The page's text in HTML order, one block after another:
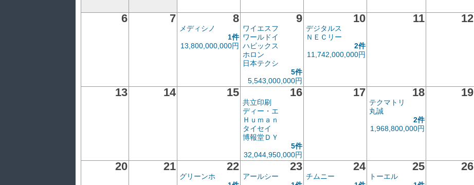
6
7 8
メディシノ
1件
13,800,000,000円
9
ワイエスフ
ワールドイ
ハビックス
ホロン
日本テクシ
5件
5,543,000,000円
10
デジタルス
ＮＥＣリー
2件
11,742,000,000円
11 12
13 14 15 16
共立印刷
ディー・エ
Ｈｕｍａｎ
タイセイ
博報堂ＤＹ
5件
32,044,950,000円
17 18
テクマトリ
丸誠
2件
1,968,800,000円
19
20 21 22
グリーンホ
23
アールシー
24
チムニー
25
トーエル
26